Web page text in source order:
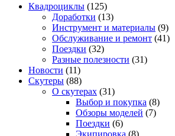
Квадроциклы (125)
Доработки (13)
Инструмент и материалы (9)
Обслуживание и ремонт (41)
Поездки (32)
Разные полезности (31)
Новости (11)
Скутеры (88)
О скутерах (31)
Выбор и покупка (8)
Обзоры моделей (7)
Поездки (6)
Экипировка (8)